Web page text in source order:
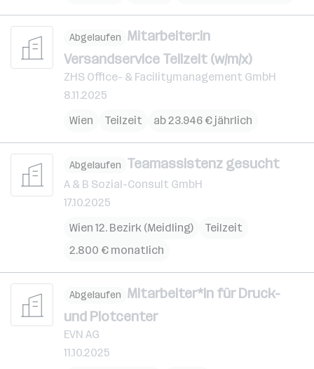
Abgelaufen Mitarbeiter:in
Versandservice Teilzeit (w/m/x)
ZHS Office- & Facilitymanagement GmbH
8.11.2025
Wien
Teilzeit ab 23.946 € jährlich
Abgelaufen Teamassistenz gesucht
A & B Sozial-Consult GmbH
17.10.2025
Wien 12. Bezirk (Meidling)
Teilzeit
2.800 € monatlich
Abgelaufen Mitarbeiter*in für Druck-
und Plotcenter
EVN AG
11.10.2025